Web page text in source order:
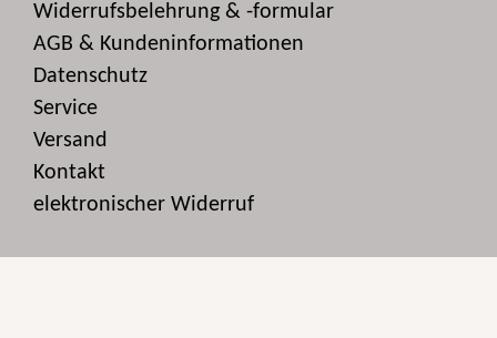
Widerrufsbelehrung & -formular
AGB & Kundeninformationen
Datenschutz
Service
Versand
Kontakt
elektronischer Widerruf